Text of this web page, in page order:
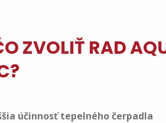
ZVOLIŤ RAD
účinnosť tepelného čerpadla